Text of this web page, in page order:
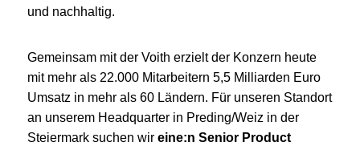
und nachhaltig.
Gemeinsam mit der Voith erzielt der Konzern heute
mit mehr als 22.000 Mitarbeitern 5,5 Milliarden Euro
Umsatz in mehr als 60 Ländern. Für unseren Standort
an unserem Headquarter in Preding/Weiz in der
Steiermark suchen wir eine:n Senior Product